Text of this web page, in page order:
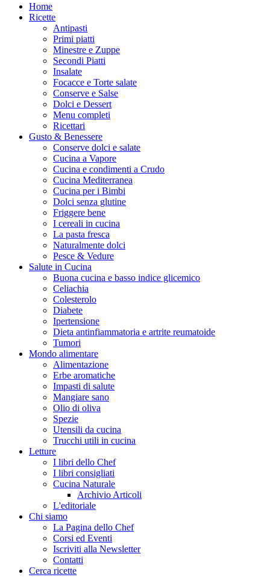
Home
Ricette
Antipasti
Primi piatti
Minestre e Zuppe
Secondi Piatti
Insalate
Focacce e Torte salate
Conserve e Salse
Dolci e Dessert
Menu completi
Ricettari
Gusto & Benessere
Conserve dolci e salate
Cucina a Vapore
Cucina e condimenti a Crudo
Cucina Mediterranea
Cucina per i Bimbi
Dolci senza glutine
Friggere bene
I cereali in cucina
La pasta fresca
Naturalmente dolci
Pesce & Vedure
Salute in Cucina
Buona cucina e basso indice glicemico
Celiachia
Colesterolo
Diabete
Ipertensione
Dieta antinfiammatoria e artrite reumatoide
Tumori
Mondo alimentare
Alimentazione
Erbe aromatiche
Impasti di salute
Mangiare sano
Olio di oliva
Spezie
Utensili da cucina
Trucchi utili in cucina
Letture
I libri dello Chef
I libri consigliati
Cucina Naturale
Archivio Articoli
L'editoriale
Chi siamo
La Pagina dello Chef
Corsi ed Eventi
Iscriviti alla Newsletter
Contatti
Cerca ricette